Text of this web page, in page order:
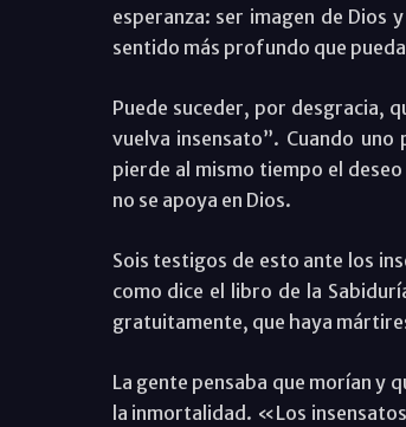
esperanza: ser imagen de Dios
sentido más profundo que
Puede suceder, por desgracia,
vuelva insensato”. Cuando
pierde al mismo tiempo el
no se apoya en Dios.
Sois testigos de esto ante los
como dice el libro de la
gratuitamente, que haya
La gente pensaba que morían y
la inmortalidad. «Los